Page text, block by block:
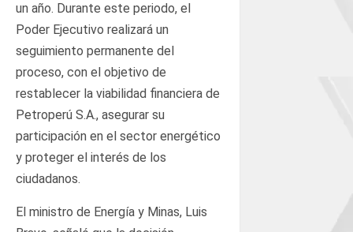
un año. Durante este periodo, el
Poder Ejecutivo realizará un
seguimiento permanente del
proceso, con el objetivo de
restablecer la viabilidad financiera de
Petroperú S.A., asegurar su
participación en el sector energético
y proteger el interés de los
ciudadanos.
El ministro de Energía y Minas, Luis